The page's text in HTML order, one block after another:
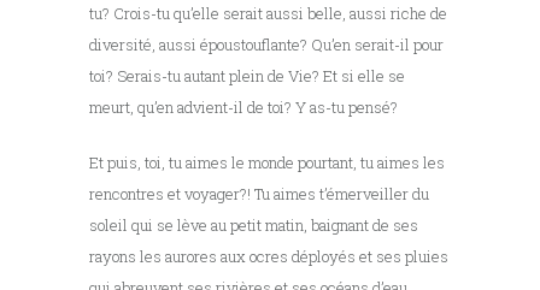
tu? Crois-tu qu’elle serait aussi belle, aussi riche de
diversité, aussi époustouflante? Qu’en serait-il pour
toi? Serais-tu autant plein de Vie? Et si elle se
meurt, qu’en advient-il de toi? Y as-tu pensé?
Et puis, toi, tu aimes le monde pourtant, tu aimes les
rencontres et voyager?! Tu aimes t’émerveiller du
soleil qui se lève au petit matin, baignant de ses
rayons les aurores aux ocres déployés et ses pluies